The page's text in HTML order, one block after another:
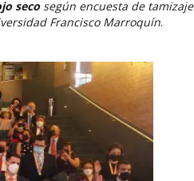
secosegún encuesta de
Francisco Marroquín.